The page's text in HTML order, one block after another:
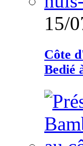
15/
Côte
Bedié